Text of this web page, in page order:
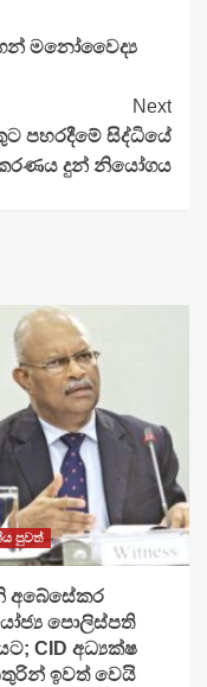
මනෝවෛද්‍ය
Next
පහරදීමේ සිද්ධියේ
දුන් නියෝගය
පුවත්
අබේසේකර
පොලිස්පති
CID අධ්‍යක්ෂ
ඉවත් වෙයි